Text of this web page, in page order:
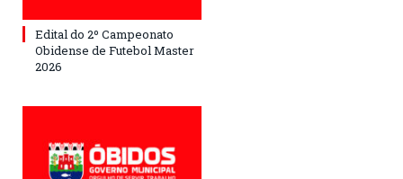
Edital do 2º Campeonato
Obidense de Futebol Master
2026